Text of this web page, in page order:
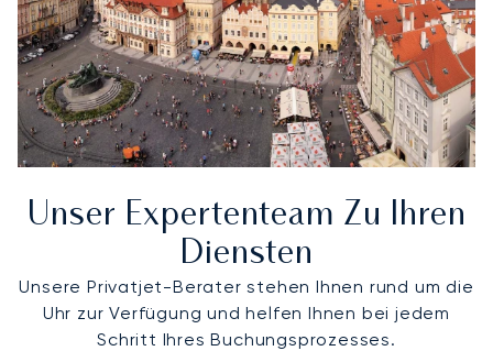
Unser Expertenteam Zu Ihren
Diensten
Unsere Privatjet-Berater stehen Ihnen rund um die
Uhr zur Verfügung und helfen Ihnen bei jedem
Schritt Ihres Buchungsprozesses.